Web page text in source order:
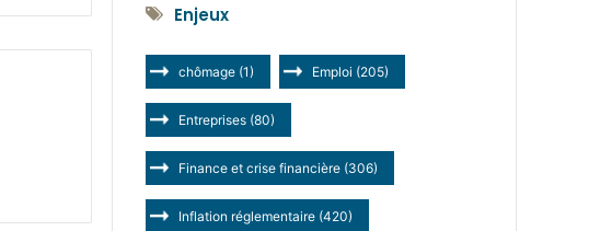
Enjeux
chômage (1) Emploi (205)
Entreprises (80)
Finance et crise financière (306)
Inflation réglementaire (420)